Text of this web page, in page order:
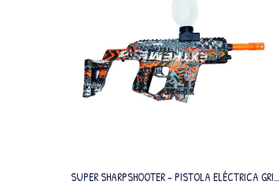
SUPER SHARPSHOOTER – PISTOLA ELÉCTRICA GRIS